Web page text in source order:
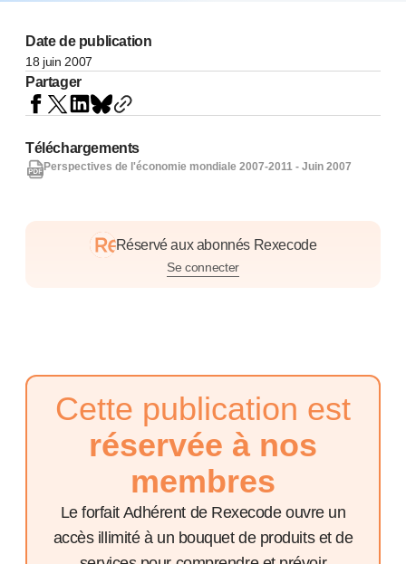
Date de publication
18 juin 2007
Partager
Réservé aux abonnés Rexecode
Se connecter
Cette publication est
réservée à nos
membres
Le forfait Adhérent de Rexecode ouvre un
accès illimité à un bouquet de produits et de
Téléchargements
Perspectives de l'économie mondiale 2007-2011 - Juin 2007